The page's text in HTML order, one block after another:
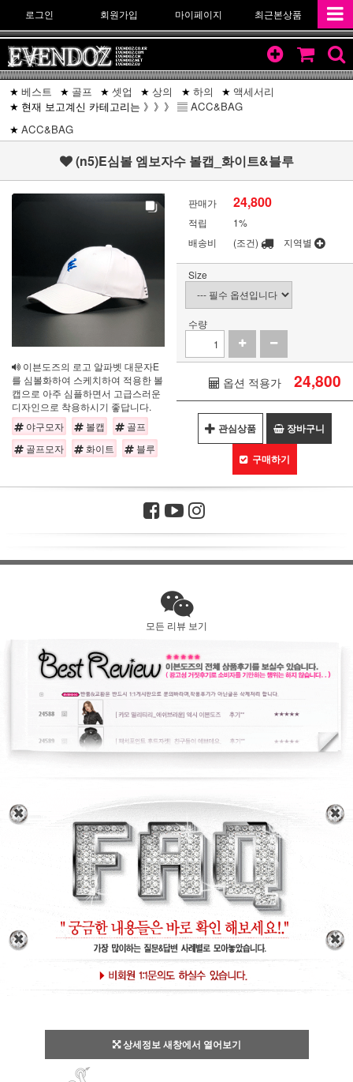
로그인 회원가입 마이페이지 최근본상품
베스트 골프 셋업 상의 하의
액세서리
현재 보고계신 카테고리는 》》》 ▤ ACC&BAG
ACC&BAG
(n5)E심볼 엠보자수 볼캡_화이트&블루
이븐도즈의 로고 알파벳 대문자E
를 심볼화하여 스케치하여 적용한 볼
캡으로 아주 심플하면서 고급스러운
디자인으로 착용하시기 좋답니다.
야구모자
볼캡
골프
골프모자
화이트 블루
판매가 24,800
적립
1%
배송비
(조건) 지역별
Size
수량
옵션 적용가 24,800
관심상품 장바구니
구매하기
모든 리뷰 보기
상세정보 새창에서 열어보기